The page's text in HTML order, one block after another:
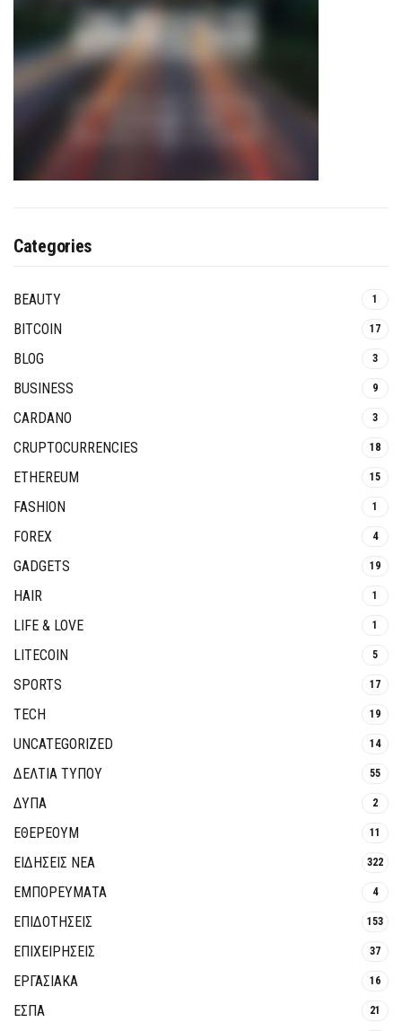
Categories
BEAUTY 1
BITCOIN 17
BLOG 3
BUSINESS 9
CARDANO 3
CRUPTOCURRENCIES 18
ETHEREUM 15
FASHION 1
FOREX 4
GADGETS 19
HAIR 1
LIFE & LOVE 1
LITECOIN 5
SPORTS 17
TECH 19
UNCATEGORIZED 14
ΔΕΛΤΙΑ ΤΥΠΟΥ 55
ΔΥΠΑ 2
ΕΘΈΡΕΟΥΜ 11
ΕΙΔΗΣΕΙΣ ΝΕΑ 322
ΕΜΠΟΡΕΥΜΑΤΑ 4
ΕΠΙΔΟΤΗΣΕΙΣ 153
ΕΠΙΧΕΙΡΗΣΕΙΣ 37
ΕΡΓΑΣΙΑΚΑ 16
ΕΣΠΑ 21